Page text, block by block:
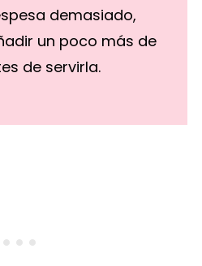
demasiado,
un poco más de
de servirla.